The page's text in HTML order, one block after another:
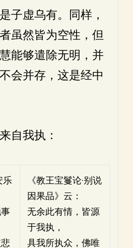
子虚乌有。同样，
虽然皆为空性，但
能够遣除无明，并
会并存，这是经中
自我执：
乐
《教王宝鬘论·别说
因果品》云：
无余此有情，皆源
于我执，
具我所执众，佛唯